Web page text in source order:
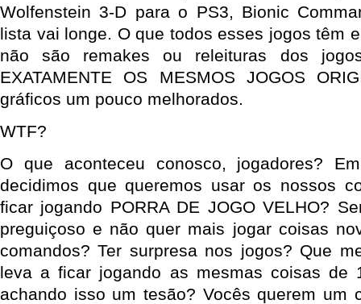
Wolfenstein 3-D para o PS3, Bionic
lista vai longe. O que todos esses jogos têm
não são remakes ou releituras dos
EXATAMENTE OS MESMOS JOGOS
gráficos um pouco melhorados.
WTF?
O que aconteceu conosco, jogadores?
decidimos que queremos usar os nossos
ficar jogando PORRA DE JOGO VELHO?
preguiçoso e não quer mais jogar coisas
comandos? Ter surpresa nos jogos? Que
leva a ficar jogando as mesmas coisas de
achando isso um tesão? Vocês querem um